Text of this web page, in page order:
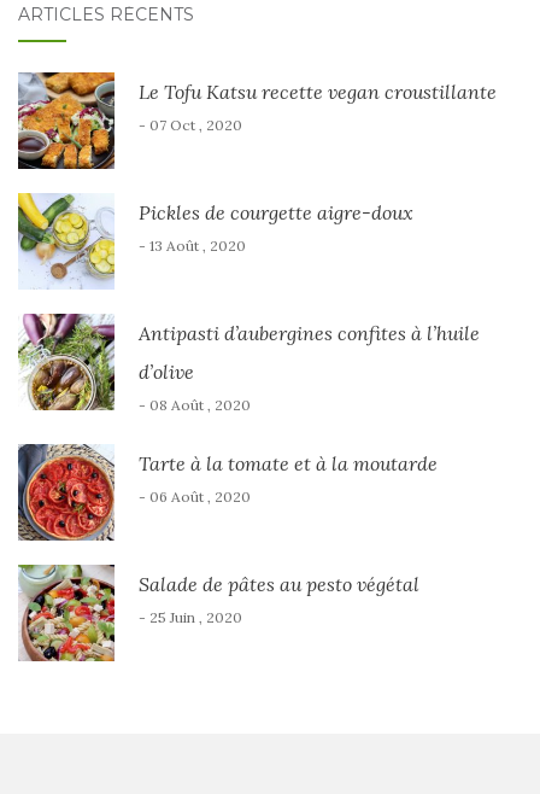
ARTICLES RÉCENTS
Le Tofu Katsu recette vegan croustillante
- 07 Oct , 2020
Pickles de courgette aigre-doux
- 13 Août , 2020
Antipasti d’aubergines confites à l’huile
d’olive
- 08 Août , 2020
Tarte à la tomate et à la moutarde
- 06 Août , 2020
Salade de pâtes au pesto végétal
- 25 Juin , 2020